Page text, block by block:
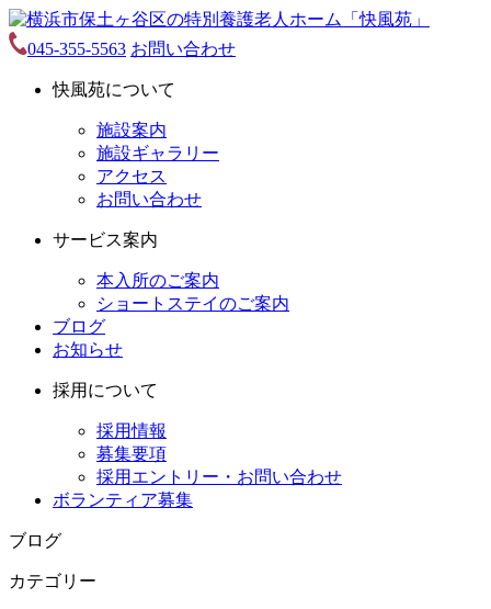
045-355-5563 お問い合わせ
快風苑について
施設案内
施設ギャラリー
アクセス
お問い合わせ
サービス案内
本入所のご案内
ショートステイのご案内
ブログ
お知らせ
採用について
採用情報
募集要項
採用エントリー・お問い合わせ
ボランティア募集
ブログ
カテゴリー